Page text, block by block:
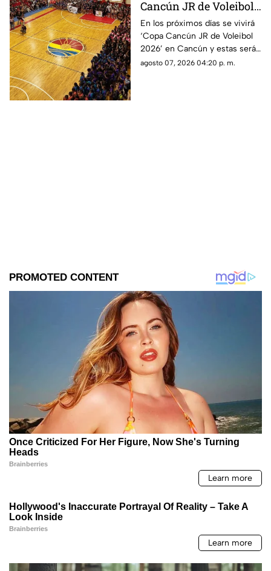
Cancún JR de Voleibol
2026 en Cancún; aquí
las fechas, categorías y
premios
En los próximos días se vivirá
‘Copa Cancún JR de Voleibol
2026’ en Cancún y estas serán
las fechas, las categorías y los
agosto 07, 2026 04:20 p. m.